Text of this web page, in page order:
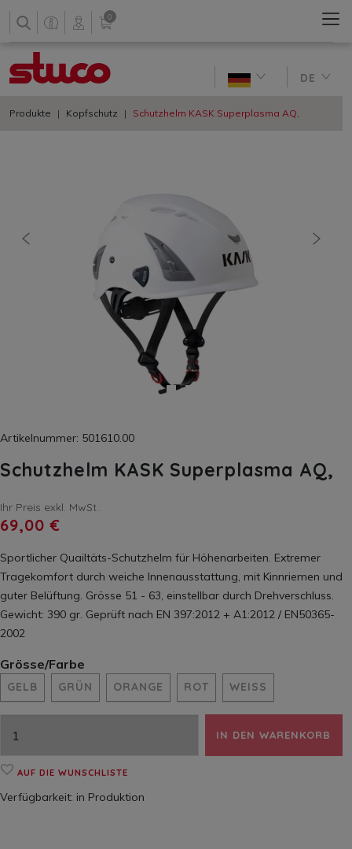
0
DE
Produkte Kopfschutz Schutzhelm KASK Superplasma AQ,
vorherige
Artikelnummer: 501610.00
Schutzhelm KASK Superplasma AQ,
Ihr Preis exkl. MwSt.:
69,00 €
Sportlicher Quailtäts-Schutzhelm für Höhenarbeiten. Extremer
Tragekomfort durch weiche Innenausstattung, mit Kinnriemen und
guter Belüftung. Grösse 51 - 63, einstellbar durch Drehverschluss.
Gewicht: 390 gr. Geprüft nach EN 397:2012 + A1:2012 / EN50365-
2002
Grösse/Farbe
GELB GRÜN ORANGE ROT WEISS
IN DEN WARENKORB
AUF DIE WUNSCHLISTE
Verfügbarkeit: in Produktion